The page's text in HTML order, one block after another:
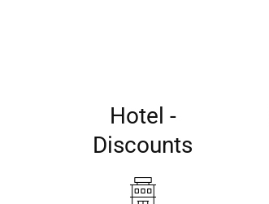
Hotel -
Discounts